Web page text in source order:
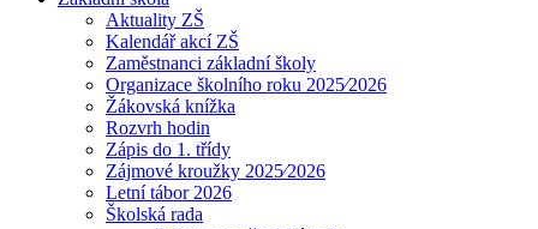
Aktuality ZŠ
Kalendář akcí ZŠ
Zaměstnanci základní školy
Organizace školního roku 2025⁄2026
Žákovská knížka
Rozvrh hodin
Zápis do 1. třídy
Zájmové kroužky 2025⁄2026
Letní tábor 2026
Školská rada